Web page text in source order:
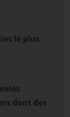
le plus
dont des